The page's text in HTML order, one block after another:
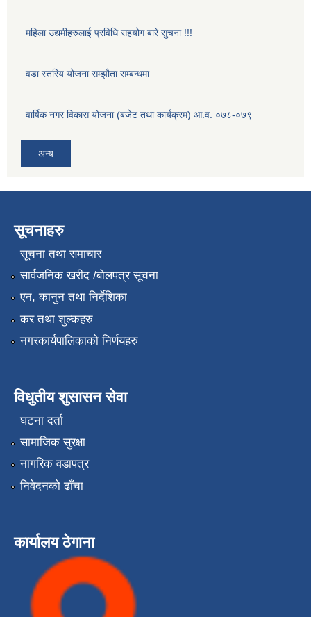
महिला उद्यमीहरुलाई प्रविधि सहयोग बारे सुचना !!!
वडा स्तरिय योजना सम्झौता सम्बन्धमा
वार्षिक नगर विकास योजना (बजेट तथा कार्यक्रम) आ.व. ०७८-०७९
अन्य
सूचनाहरु
सूचना तथा समाचार
सार्वजनिक खरीद /बोलपत्र सूचना
एन, कानुन तथा निर्देशिका
कर तथा शुल्कहरु
नगरकार्यपालिकाको निर्णयहरु
विधुतीय शुसासन सेवा
घटना दर्ता
सामाजिक सुरक्षा
नागरिक वडापत्र
निवेदनको ढाँचा
कार्यालय ठेगाना